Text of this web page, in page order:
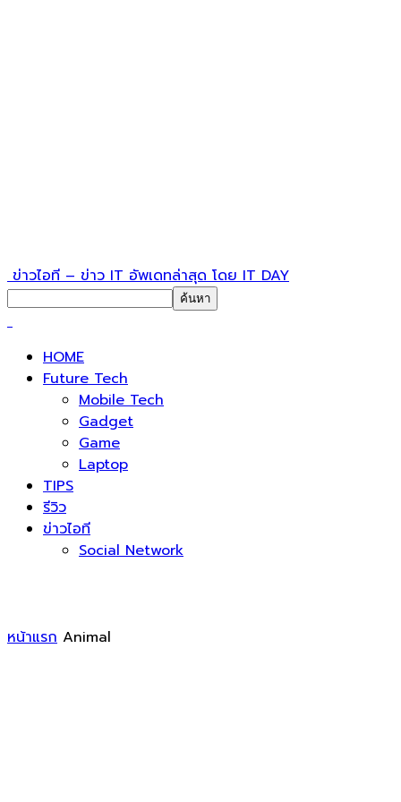
ข่าวไอที – ข่าว IT อัพเดทล่าสุด โดย IT DAY
HOME
Future Tech
Mobile Tech
Gadget
Game
Laptop
TIPS
รีวิว
ข่าวไอที
Social Network
หน้าแรก Animal